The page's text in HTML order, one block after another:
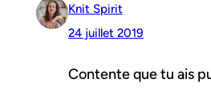
Knit Spirit
24 juillet 2019
Contente que tu ais